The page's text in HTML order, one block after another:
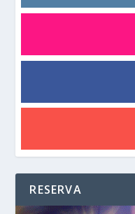
RESERVA